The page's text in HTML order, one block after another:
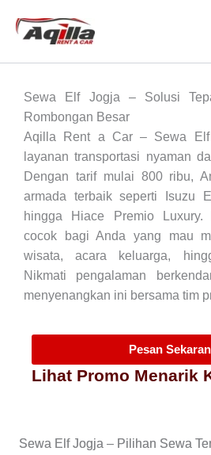
Sewa Elf Jogja – Solusi
Rombongan Besar
Aqilla Rent a Car – Sewa
layanan transportasi nyaman
Dengan tarif mulai 800 ribu,
armada terbaik seperti Isuzu
hingga Hiace Premio
cocok bagi Anda yang mau
wisata, acara keluarga,
Nikmati pengalaman
menyenangkan ini bersama tim
Pesan
Lihat Promo Menarik
Sewa Elf Jogja – Pilihan Sewa